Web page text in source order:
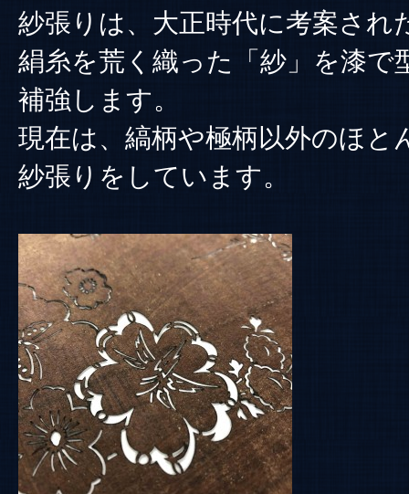
紗張りは、大正時代に考案され
絹糸を荒く織った「紗」を漆で
補強します。
現在は、縞柄や極柄以外のほと
紗張りをしています。